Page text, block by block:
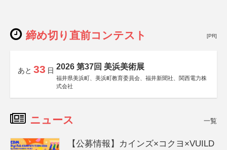
締め切り直前コンテスト [PR]
あと 33 日 2026 第37回 美浜美術展
福井県美浜町、美浜町教育委員会、福井新聞社、関西電力株
式会社
ニュース 一覧
【公募情報】カインズ×コクヨ×VUILD